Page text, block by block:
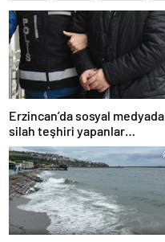
Erzincan’da sosyal medyada
silah teşhiri yapanlar
yakalandı